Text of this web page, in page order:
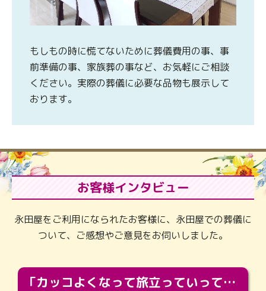
もしもの時に慌てないために葬儀費用の事、事
前準備の事、家族葬の事など、お気軽にご相談
ください。実際の葬儀に必要な品物も展示して
おります。
お客様インタビュー
永田屋をご利用になられたお客様に、永田屋での葬儀に
ついて、ご感想やご意見をお伺いしました。
「カッコよくなって旅立っていってくれました（笑）もっとカッコいいって言ってあげればよかったな」